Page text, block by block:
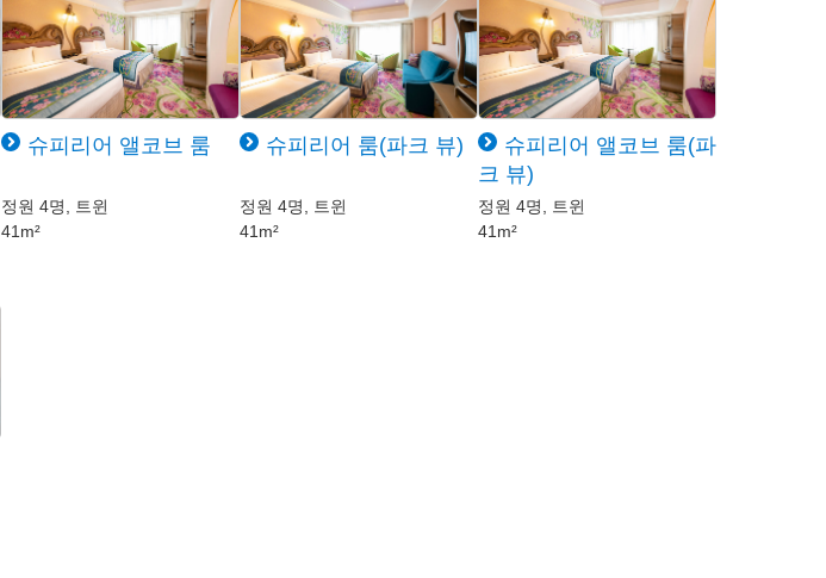
슈피리어 앨코브 룸
정원 4명, 트윈
41m²
슈피리어 룸(파크 뷰)
정원 4명, 트윈
41m²
슈피리어 앨코브 룸(파
크 뷰)
정원 4명, 트윈
41m²